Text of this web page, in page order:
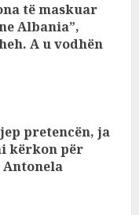
të maskuar
Albania”,
A u vodhën
pretencën, ja
kërkon për